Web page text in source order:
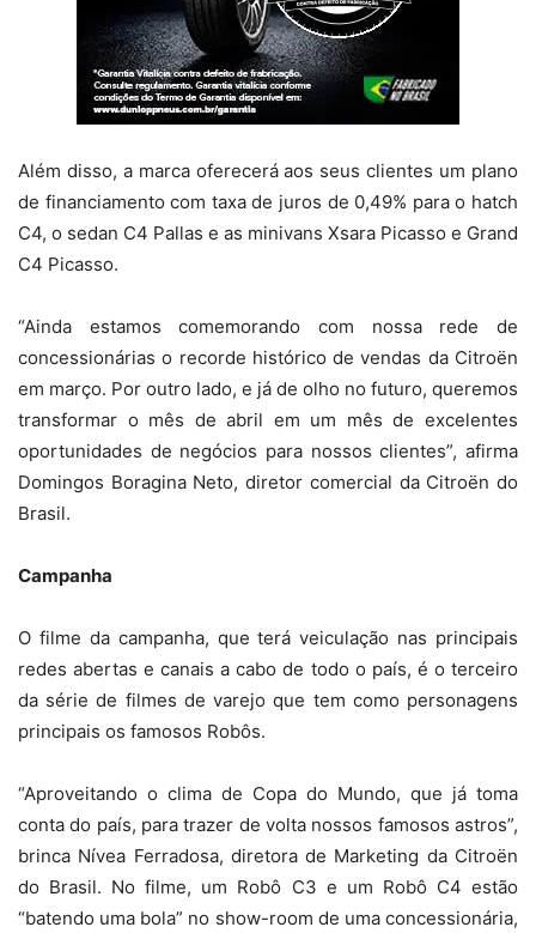
Além disso, a marca oferecerá aos seus clientes um plano
de financiamento com taxa de juros de 0,49% para o hatch
C4, o sedan C4 Pallas e as minivans Xsara Picasso e Grand
C4 Picasso.
“Ainda estamos comemorando com nossa rede de
concessionárias o recorde histórico de vendas da Citroën
em março. Por outro lado, e já de olho no futuro, queremos
transformar o mês de abril em um mês de excelentes
oportunidades de negócios para nossos clientes”, afirma
Domingos Boragina Neto, diretor comercial da Citroën do
Brasil.
Campanha
O filme da campanha, que terá veiculação nas principais
redes abertas e canais a cabo de todo o país, é o terceiro
da série de filmes de varejo que tem como personagens
principais os famosos Robôs.
“Aproveitando o clima de Copa do Mundo, que já toma
conta do país, para trazer de volta nossos famosos astros”,
brinca Nívea Ferradosa, diretora de Marketing da Citroën
do Brasil. No filme, um Robô C3 e um Robô C4 estão
“batendo uma bola” no show-room de uma concessionária,